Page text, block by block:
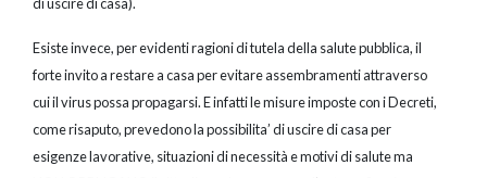
di uscire di casa).
Esiste invece, per evidenti ragioni di tutela della salute pubblica, il
forte invito a restare a casa per evitare assembramenti attraverso
cui il virus possa propagarsi. E infatti le misure imposte con i Decreti,
come risaputo, prevedono la possibilita’ di uscire di casa per
esigenze lavorative, situazioni di necessità e motivi di salute ma